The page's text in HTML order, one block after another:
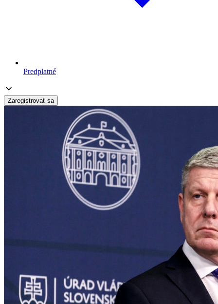
Predplatné
Zaregistrovať sa